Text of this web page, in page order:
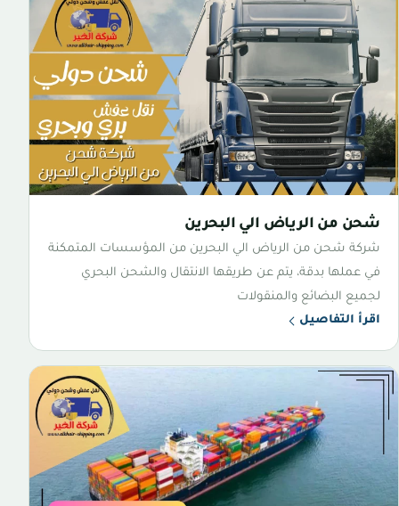
شحن من الرياض الي البحرين
شركة شحن من الرياض الي البحرين من المؤسسات المتمكنة
في عملها بدقة، يتم عن طريقها الانتقال والشحن البحري
لجميع البضائع والمنقولات
اقرأ التفاصيل